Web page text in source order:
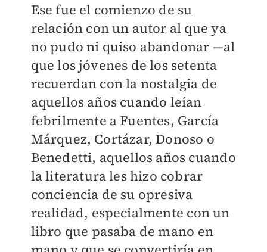
Ese fue el comienzo de su
relación con un autor al que ya
no pudo ni quiso abandonar —al
que los jóvenes de los setenta
recuerdan con la nostalgia de
aquellos años cuando leían
febrilmente a Fuentes, García
Márquez, Cortázar, Donoso o
Benedetti, aquellos años cuando
la literatura les hizo cobrar
conciencia de su opresiva
realidad, especialmente con un
libro que pasaba de mano en